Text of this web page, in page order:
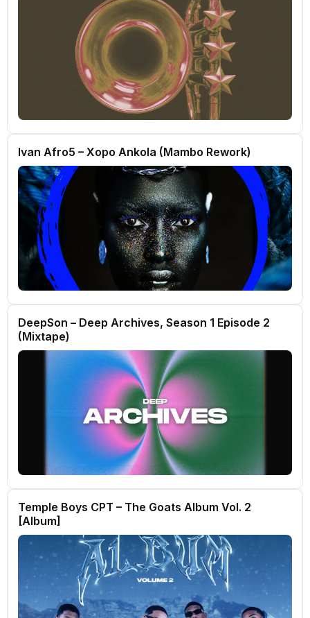
Ivan Afro5 – Xopo Ankola (Mambo Rework)
DeepSon – Deep Archives, Season 1 Episode 2
(Mixtape)
Temple Boys CPT – The Goats Album Vol. 2
[Album]